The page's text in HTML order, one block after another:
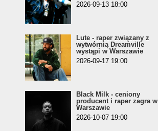
2026-09-13 18:00
Lute - raper związany z
wytwórnią Dreamville
wystąpi w Warszawie
2026-09-17 19:00
Black Milk - ceniony
producent i raper zagra w
Warszawie
2026-10-07 19:00